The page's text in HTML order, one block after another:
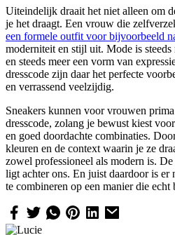
Uiteindelijk draait het niet alleen om
je het draagt. Een vrouw die
een formele outfit voor bijvoorbeeld
moderniteit en stijl uit. Mode is
en steeds meer een vorm van
dresscode zijn daar het perfecte
en verrassend veelzijdig.
Sneakers kunnen voor vrouwen
dresscode, zolang je bewust kiest
en goed doordachte combinaties.
kleuren en de context waarin je ze
zowel professioneel als modern is.
ligt achter ons. En juist daardoor is
te combineren op een manier die echt